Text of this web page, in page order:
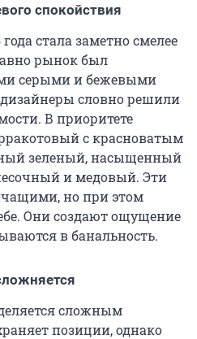
спокойствия
стала заметно смелее
рынок был
серыми и бежевыми
словно решили
В приоритете
с красноватым
зеленый, насыщенный
и медовый. Эти
но при этом
Они создают ощущение
в банальность.
сложным
позиции, однако